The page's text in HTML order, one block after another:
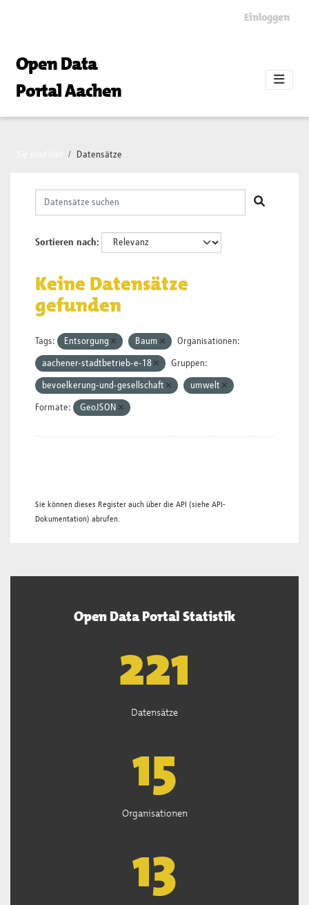
Einloggen
Open Data
Portal Aachen
Datensätze
Sortieren nach
Keine Datensätze
gefunden
Tags: Entsorgung Baum Organisationen:
aachener-stadtbetrieb-e-18 Gruppen:
bevoelkerung-und-gesellschaft umwelt
Formate: GeoJSON
Sie können dieses Register auch über die API (siehe API-
Dokumentation) abrufen.
Open Data Portal Statistik
222
Datensätze
15
Organisationen
13